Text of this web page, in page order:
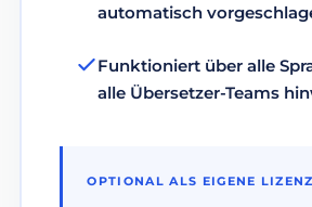
automatisch
Funktioniert über alle
alle Übersetzer-Teams
OPTIONAL ALS EIGENE LIZENZ